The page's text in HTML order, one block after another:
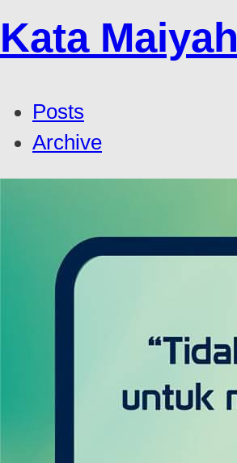
Kata Maiyah
Posts
Archive